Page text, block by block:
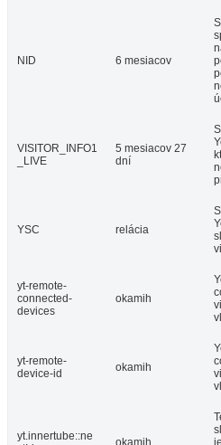
NID 6 mesiacov
VISITOR_INFO1
_LIVE
5 mesiacov 27
dní
YSC relácia
yt-remote-
connected-
devices
okamih
yt-remote-
device-id
okamih
yt.innertube::ne
okamih